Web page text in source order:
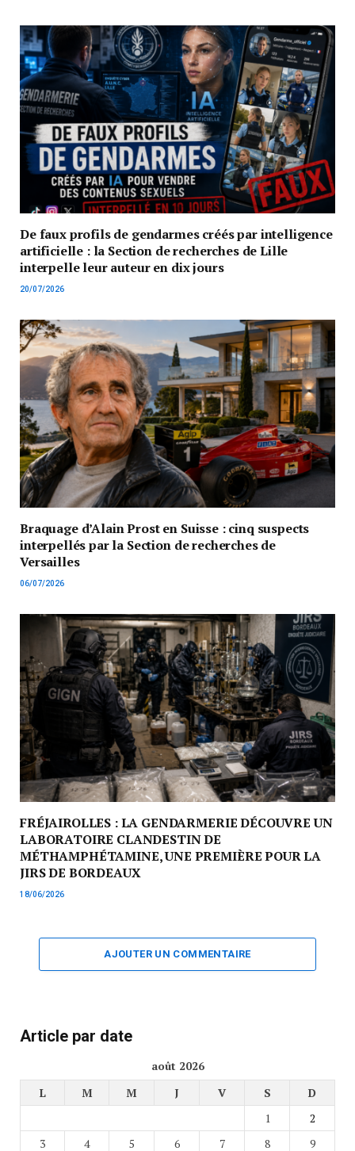
De faux profils de gendarmes créés par intelligence
artificielle : la Section de recherches de Lille
interpelle leur auteur en dix jours
20/07/2026
Braquage d’Alain Prost en Suisse : cinq suspects
interpellés par la Section de recherches de
Versailles
06/07/2026
FRÉJAIROLLES : LA GENDARMERIE DÉCOUVRE UN
LABORATOIRE CLANDESTIN DE
MÉTHAMPHÉTAMINE, UNE PREMIÈRE POUR LA
JIRS DE BORDEAUX
18/06/2026
AJOUTER UN COMMENTAIRE
Article par date
août 2026
L
M M J V S
D
1
2
3
4 5 6 7 8 9